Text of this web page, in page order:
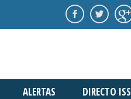
ALERTAS DIRECTO ISS